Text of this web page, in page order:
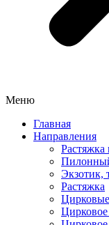
Меню
Главная
Направления
Растяжка
Экзотик,
Растяжка
Цирковое